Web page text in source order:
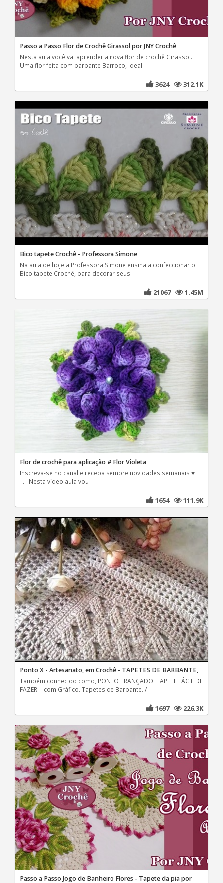
Passo a Passo Flor de Crochê Girassol por JNY Crochê
Nesta aula você vai aprender a nova flor de crochê Girassol.
Uma flor feita com barbante Barroco, ideal
3624 312.1K
Bico tapete Crochê - Professora Simone
Na aula de hoje a Professora Simone ensina a confeccionar o
Bico tapete Crochê, para decorar seus
21067 1.45M
Flor de crochê para aplicação # Flor Violeta
Inscreva-se no canal e receba sempre novidades semanais ♥ :
... Nesta vídeo aula vou
1654 111.9K
Ponto X - Artesanato, em Crochê - TAPETES DE BARBANTE,
Também conhecido como, PONTO TRANÇADO. TAPETE FÁCIL DE
FAZER! - com Gráfico. Tapetes de Barbante. /
1697 226.3K
Passo a Passo Jogo de Banheiro Flores - Tapete da pia por